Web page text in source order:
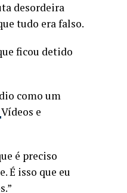
desordeira
tudo era falso.
ficou detido
como um
Vídeos e
é preciso
É isso que eu